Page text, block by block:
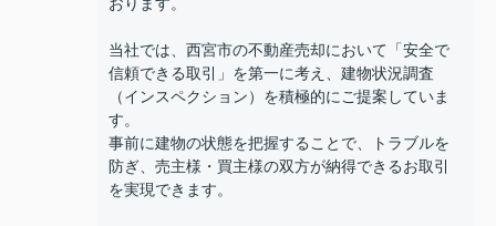
当社では、西宮市の不動産売却において「安全で
信頼できる取引」を第一に考え、建物状況調査
（インスペクション）を積極的にご提案していま
す。
事前に建物の状態を把握することで、トラブルを
防ぎ、売主様・買主様の双方が納得できるお取引
を実現できます。